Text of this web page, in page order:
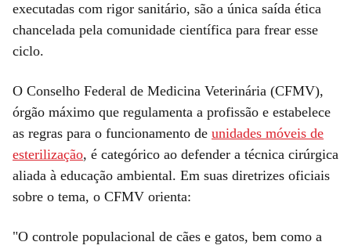
executadas com rigor sanitário, são a única saída ética
chancelada pela comunidade científica para frear esse
ciclo.
O Conselho Federal de Medicina Veterinária (CFMV),
órgão máximo que regulamenta a profissão e estabelece
as regras para o funcionamento de unidades móveis de
esterilização, é categórico ao defender a técnica cirúrgica
aliada à educação ambiental. Em suas diretrizes oficiais
sobre o tema, o CFMV orienta:
"O controle populacional de cães e gatos, bem como a